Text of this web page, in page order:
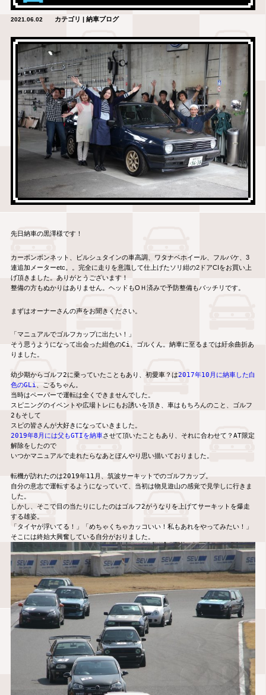
2021.06.02 カテゴリ | 納車ブログ
先日納車の黒澤様です！
カーボンボンネット、ビルシュタインの車高調、ワタナベホイール、フルバケ、3
連追加メーターetc。。完全に走りを意識して仕上げたソリ紺の2ドアCIをお買い上
げ頂きました。ありがとうございます！
整備の方もぬかりはありません。ヘッドもOＨ済みで予防整備もバッチリです。
まずはオーナーさんの声をお聞きください。
「マニュアルでゴルフカップに出たい！」
そう思うようになって出会った紺色のCi、ゴルくん。納車に至るまでは紆余曲折あ
りました。
幼少期からゴルフ2に乗っていたこともあり、初愛車？は2017年10月に納車した白
色のGLi、ごるちゃん。
当時はペーパーで運転は全くできませんでした。
スピニングのイベントや広場トレにもお誘いを頂き、車はもちろんのこと、ゴルフ
2もそして
2019年8月には父もGTIを納車させて頂いたこともあり、それに合わせて？AT限定
解除をしたので
いつかマニュアルで走れたらなあとぼんやり思い描いておりました。
転機が訪れたのは2019年11月、筑波サーキットでのゴルフカップ。
自分の意志で運転するようになっていて、当初は物見遊山の感覚で見学しに行きま
した。
しかし、そこで目の当たりにしたのはゴルフ2がうなりを上げてサーキットを爆走
する雄姿。
「タイヤが浮いてる！」「めちゃくちゃカッコいい！私もあれをやってみたい！」